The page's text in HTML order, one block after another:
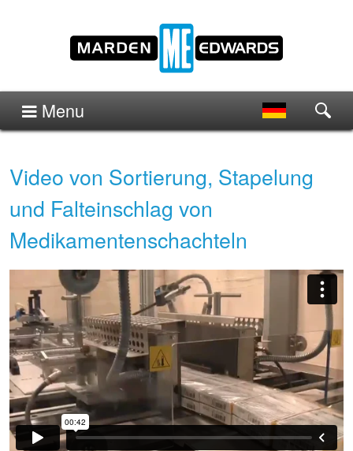
Menu
Video von Sortierung, Stapelung
und Falteinschlag von
Medikamentenschachteln